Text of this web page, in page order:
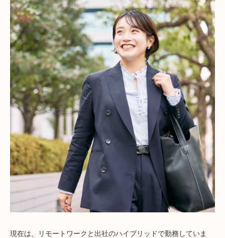
現在は、リモートワークと出社のハイブリッドで勤務していま